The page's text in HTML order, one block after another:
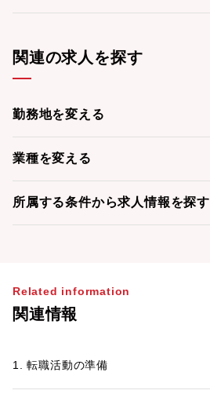
関連の求人を探す
勤務地を変える
業種を変える
所属する条件から求人情報を探す
Related information
関連情報
1. 転職活動の準備